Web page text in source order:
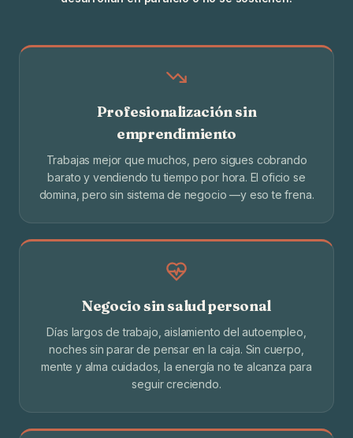
Profesionalización sin
emprendimiento
Trabajas mejor que muchos, pero sigues cobrando
barato y vendiendo tu tiempo por hora. El oficio se
domina, pero sin sistema de negocio —y eso te frena.
Negocio sin salud personal
Días largos de trabajo, aislamiento del autoempleo,
noches sin parar de pensar en la caja. Sin cuerpo,
mente y alma cuidados, la energía no te alcanza para
seguir creciendo.